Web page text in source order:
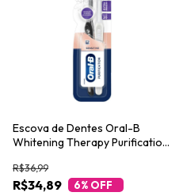
Escova de Dentes Oral-B
Whitening Therapy Purification
R$34,89
R$36,99
6% OFF